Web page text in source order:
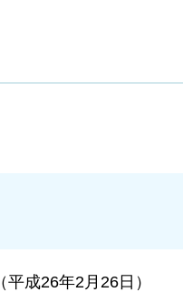
（平成26年2月26日）